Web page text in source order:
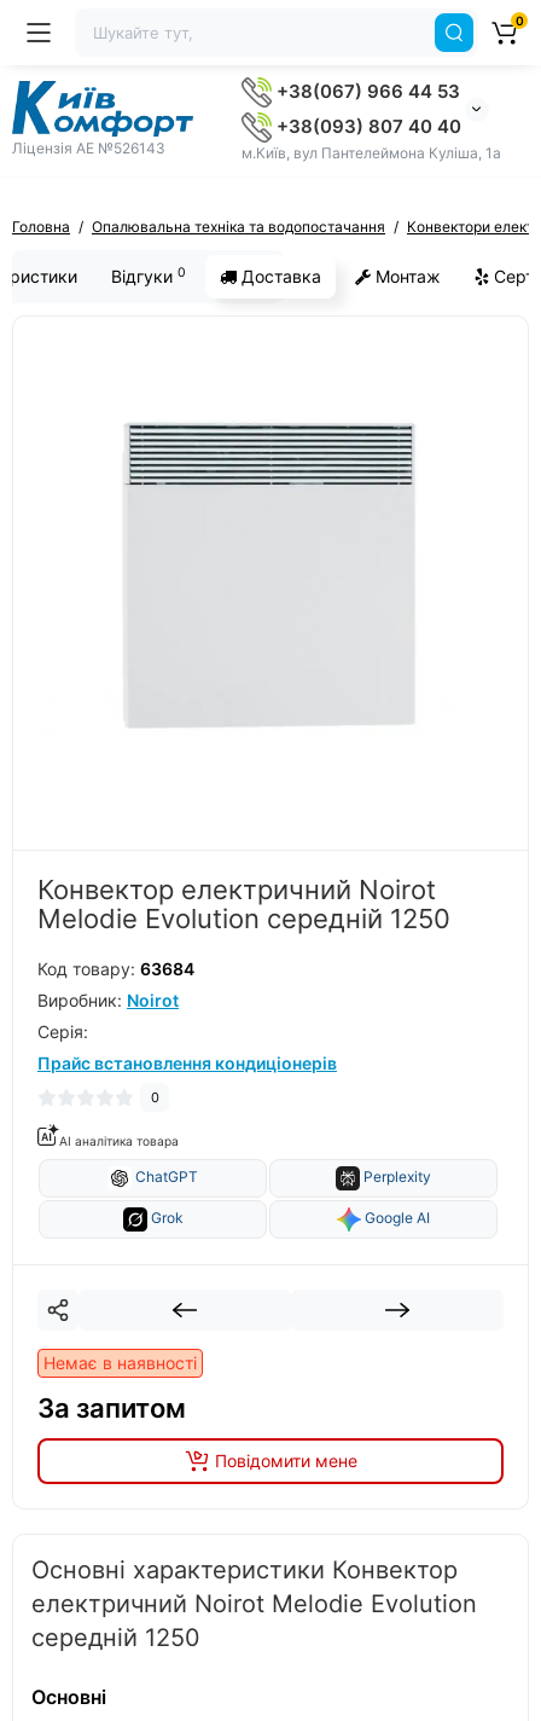
Ліцензія AE №526143
+38(067) 966 44 53
+38(093) 807 40 40
м.Київ, вул Пантелеймона Куліша, 1а
0
Головна Опалювальна техніка та водопостачання Конвектори
Відгуки 0 Доставка Монтаж
Конвектор електричний Noirot
Melodie Evolution середній 1250
Код товару: 63684
Виробник: Noirot
Серiя:
Прайс встановлення кондиціонерів
0
AI аналітика товара
ChatGPT Perplexity
Grok Google AI
Немає в наявності
За запитом
Повідомити мене
Основні характеристики Конвектор
електричний Noirot Melodie Evolution
середній 1250
Основні